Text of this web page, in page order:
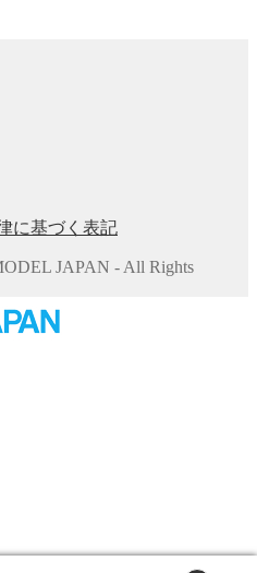
に基づく表記
JAPAN - All Rights